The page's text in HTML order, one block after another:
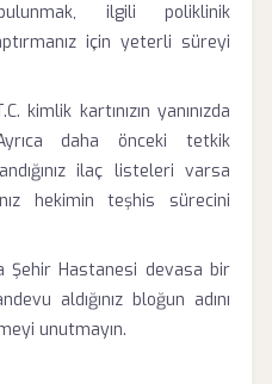
ilgili poliklinik
için yeterli süreyi
kimlik kartınızın yanınızda
daha önceki tetkik
ilaç listeleri varsa
hekimin teşhis sürecini
Şehir Hastanesi devasa bir
aldığınız bloğun adını
unutmayın.